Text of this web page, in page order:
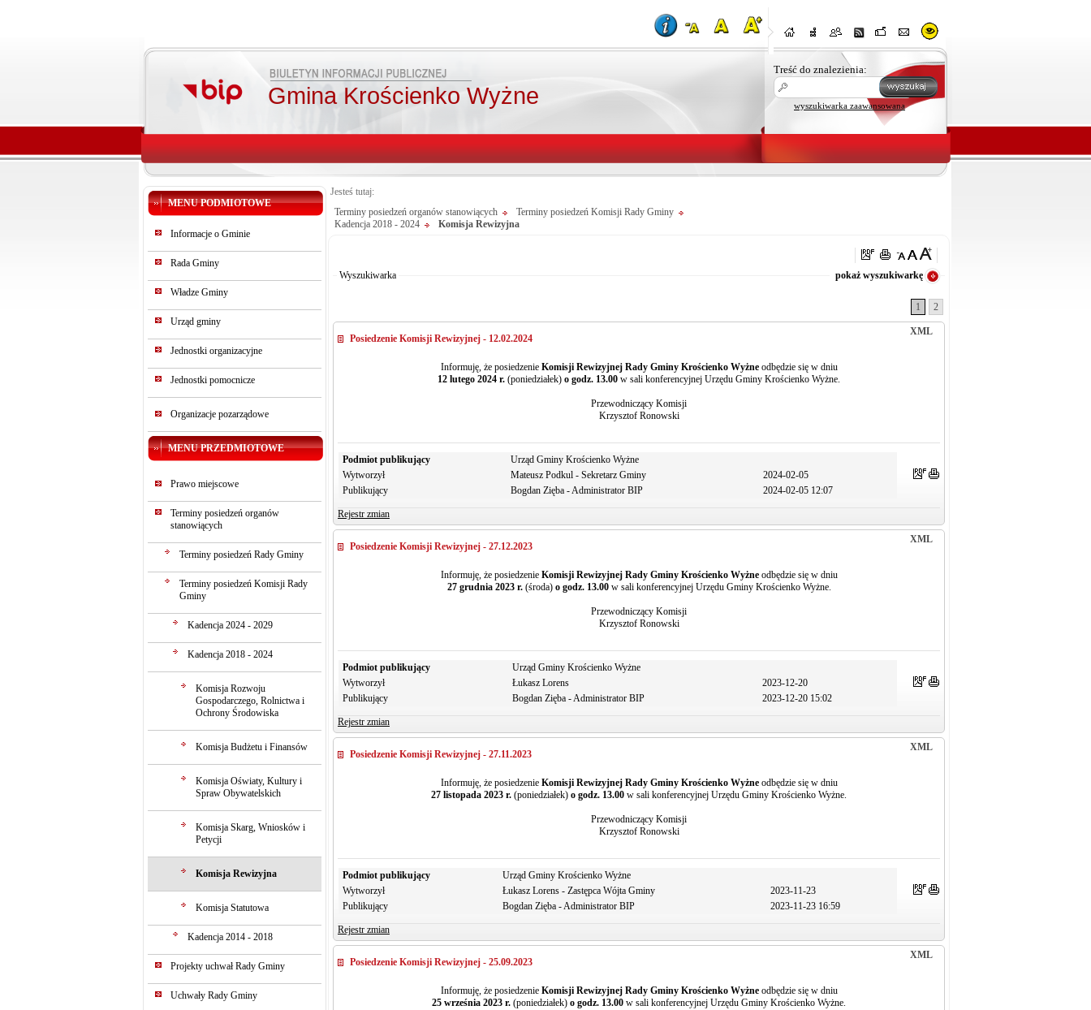
Gmina Krościenko Wyżne
Treść do znalezienia:
wyszukiwarka zaawansowana
MENU PODMIOTOWE
Informacje o Gminie
Rada Gminy
Władze Gminy
Urząd gminy
Jednostki organizacyjne
Jednostki pomocnicze
Organizacje pozarządowe
MENU PRZEDMIOTOWE
Prawo miejscowe
Terminy posiedzeń organów
stanowiących
Terminy posiedzeń Rady Gminy
Terminy posiedzeń Komisji Rady
Gminy
Kadencja 2024 - 2029
Kadencja 2018 - 2024
Komisja Rozwoju
Gospodarczego, Rolnictwa i
Ochrony Środowiska
Komisja Budżetu i Finansów
Komisja Oświaty, Kultury i
Spraw Obywatelskich
Komisja Skarg, Wniosków i
Petycji
Komisja Rewizyjna
Komisja Statutowa
Kadencja 2014 - 2018
Projekty uchwał Rady Gminy
Uchwały Rady Gminy
Jesteś tutaj:
Terminy posiedzeń organów stanowiących
Terminy posiedzeń Komisji Rady Gminy
Kadencja 2018 - 2024
Komisja Rewizyjna
Wyszukiwarka pokaż wyszukiwarkę
1 2
XML
Posiedzenie Komisji Rewizyjnej - 12.02.2024
Informuję, że posiedzenie Komisji Rewizyjnej Rady Gminy Krościenko Wyżneodbędzie się w dniu
12 lutego 2024 r. (poniedziałek) o godz. 13.00 w sali konferencyjnej Urzędu Gminy Krościenko Wyżne.
Przewodniczący Komisji
Krzysztof Ronowski
Podmiot publikujący
Urząd Gminy Krościenko Wyżne
Wytworzył
Mateusz Podkul - Sekretarz Gminy
2024-02-05
Publikujący
Bogdan Zięba - Administrator BIP 2024-02-05 12:07
Rejestr zmian
XML
Posiedzenie Komisji Rewizyjnej - 27.12.2023
Informuję, że posiedzenie Komisji Rewizyjnej Rady Gminy Krościenko Wyżneodbędzie się w dniu
27 grudnia 2023 r. (środa)o godz. 13.00w sali konferencyjnej Urzędu Gminy Krościenko Wyżne.
Przewodniczący Komisji
Krzysztof Ronowski
Podmiot publikujący
Urząd Gminy Krościenko Wyżne
Wytworzył
Łukasz Lorens
2023-12-20
Publikujący
Bogdan Zięba - Administrator BIP 2023-12-20 15:02
Rejestr zmian
XML
Posiedzenie Komisji Rewizyjnej - 27.11.2023
Informuję, że posiedzenie Komisji Rewizyjnej Rady Gminy Krościenko Wyżneodbędzie się w dniu
27 listopada 2023 r. (poniedziałek) o godz. 13.00 w sali konferencyjnej Urzędu Gminy Krościenko Wyżne.
Przewodniczący Komisji
Krzysztof Ronowski
Podmiot publikujący
Urząd Gminy Krościenko Wyżne
Wytworzył
Łukasz Lorens - Zastępca Wójta Gminy
2023-11-23
Publikujący
Bogdan Zięba - Administrator BIP 2023-11-23 16:59
Rejestr zmian
XML
Posiedzenie Komisji Rewizyjnej - 25.09.2023
Informuję, że posiedzenie Komisji Rewizyjnej Rady Gminy Krościenko Wyżneodbędzie się w dniu
25 września 2023 r. (poniedziałek) o godz. 13.00 w sali konferencyjnej Urzędu Gminy Krościenko Wyżne.